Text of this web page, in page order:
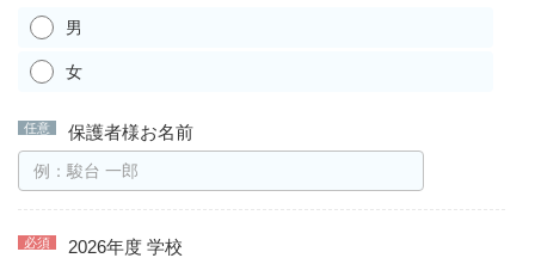
男
女
保護者様お名前
2026年度 学校